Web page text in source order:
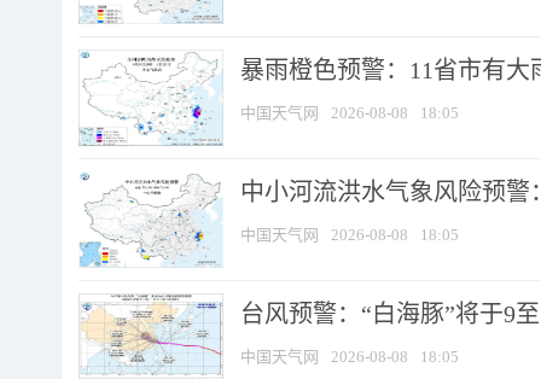
暴雨橙色预警：11省市有
中国天气网 2026-08-08 18:05
中小河流洪水气象风险预
中国天气网 2026-08-08 18:05
台风预警：“白海豚”将于9
中国天气网 2026-08-08 18:05